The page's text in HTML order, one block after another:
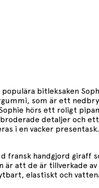
bitleksaken
som är ett
hörs ett roligt
detaljer och
i en vacker presentask.
fransk handgjord giraff
är att de är tillverkade
elastiskt och